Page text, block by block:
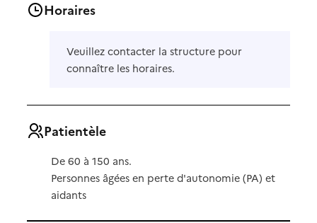
Horaires
Veuillez contacter la structure pour
connaître les horaires.
Patientèle
De 60 à 150 ans.
Personnes âgées en perte d'autonomie (PA) et
aidants